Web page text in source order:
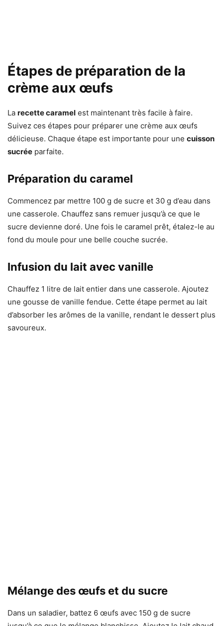
Étapes de préparation de la
crème aux œufs
La recette caramel est maintenant très facile à faire.
Suivez ces étapes pour préparer une crème aux œufs
délicieuse. Chaque étape est importante pour une cuisson
sucrée parfaite.
Préparation du caramel
Commencez par mettre 100 g de sucre et 30 g d’eau dans
une casserole. Chauffez sans remuer jusqu’à ce que le
sucre devienne doré. Une fois le caramel prêt, étalez-le au
fond du moule pour une belle couche sucrée.
Infusion du lait avec vanille
Chauffez 1 litre de lait entier dans une casserole. Ajoutez
une gousse de vanille fendue. Cette étape permet au lait
d’absorber les arômes de la vanille, rendant le dessert plus
savoureux.
Mélange des œufs et du sucre
Dans un saladier, battez 6 œufs avec 150 g de sucre